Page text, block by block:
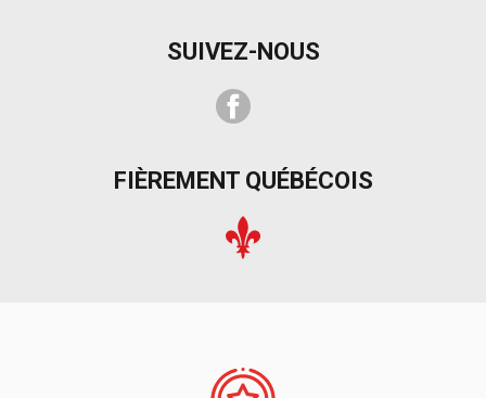
SUIVEZ-NOUS
Facebook
FIÈREMENT QUÉBÉCOIS